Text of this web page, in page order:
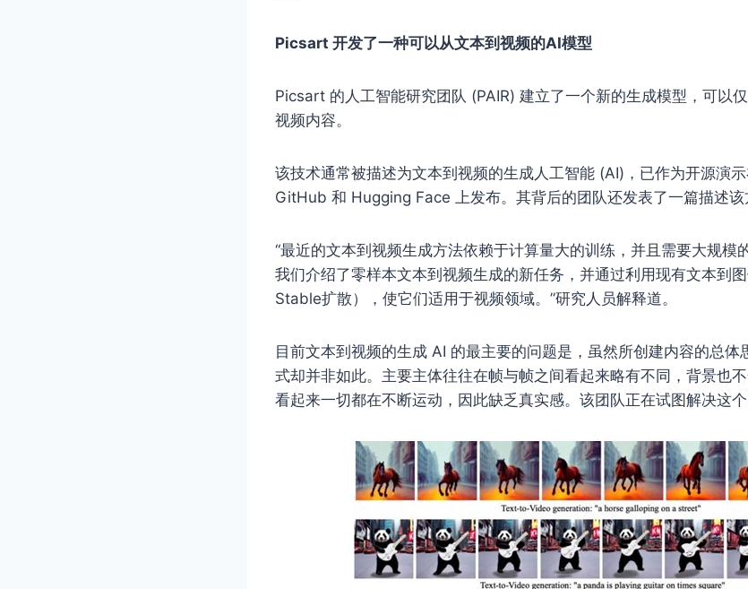
Picsart 开发了一种可以从文本到视频的AI模型
Picsart 的人工智能研究团队 (PAIR) 建立了一个新的生成模型，可以
视频内容。
该技术通常被描述为文本到视频的生成人工智能 (AI)，已作为开源演
GitHub 和 Hugging Face 上发布。其背后的团队还发表了一篇描述该
“最近的文本到视频生成方法依赖于计算量大的训练，并且需要大规模
我们介绍了零样本文本到视频生成的新任务，并通过利用现有文本到
Stable扩散），使它们适用于视频领域。”研究人员解释道。
目前文本到视频的生成 AI 的最主要的问题是，虽然所创建内容的总体
式却并非如此。主要主体往往在帧与帧之间看起来略有不同，背景也
看起来一切都在不断运动，因此缺乏真实感。该团队正在试图解决这个